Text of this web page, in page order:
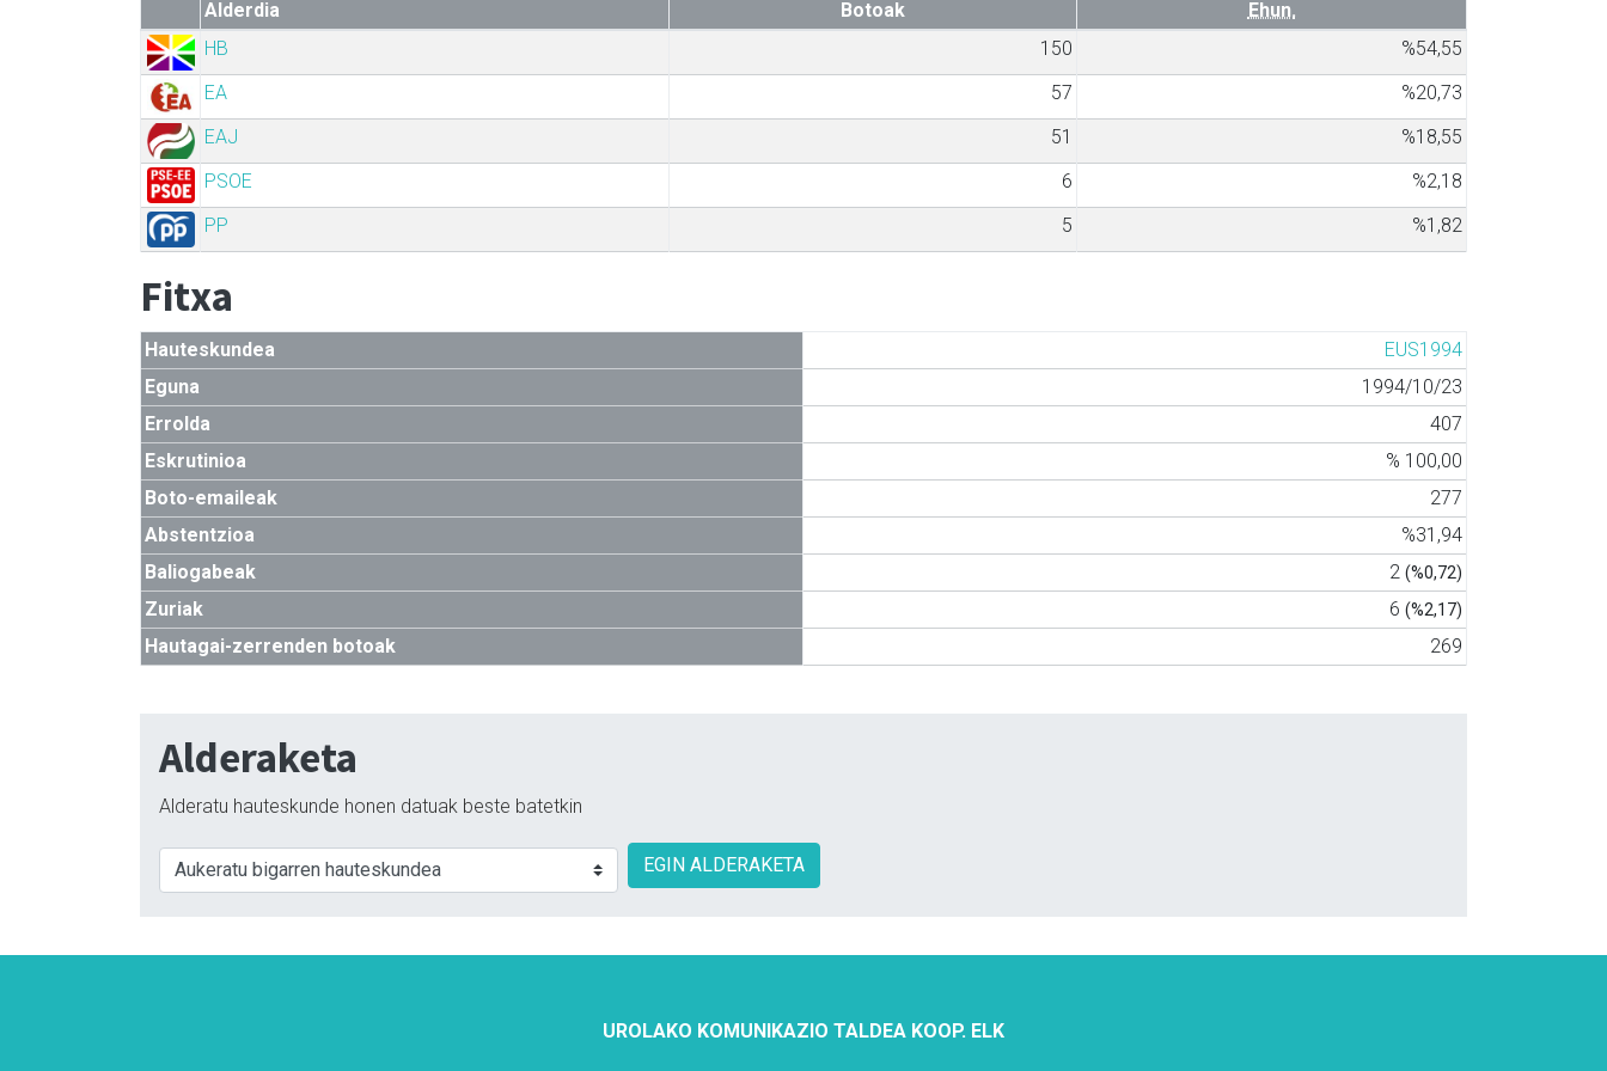
Alderdia Botoak
Ehun.
HB
150
%54,55
EA
57
%20,73
EAJ
51
%18,55
PSOE
6
%2,18
PP
5 %1,82
Fitxa
Hauteskundea
EUS1994
Eguna
1994/10/23
Errolda
407
Eskrutinioa
% 100,00
Boto-emaileak
277
Abstentzioa
%31,94
Baliogabeak
2 (%0,72)
Zuriak 6 (%2,17)
Hautagai-zerrenden botoak 269
Alderaketa
Alderatu hauteskunde honen datuak beste batetkin
EGIN ALDERAKETA
UROLAKO KOMUNIKAZIO TALDEA KOOP. ELK